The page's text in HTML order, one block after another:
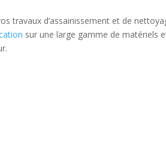
travaux d’assainissement et de
sur une large gamme de matériels